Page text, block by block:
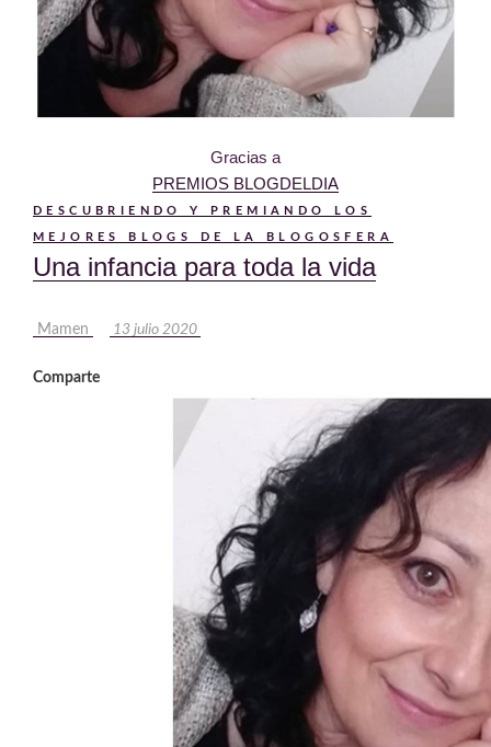
Gracias a
PREMIOS BLOGDELDIA
DESCUBRIENDO Y PREMIANDO LOS
MEJORES BLOGS DE LA BLOGOSFERA
Una infancia para toda la vida
Mamen 13 julio 2020
Comparte